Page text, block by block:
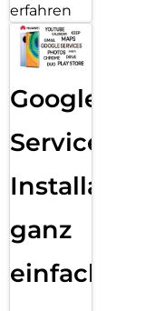
erfahren
Google
Services
Installation
ganz
einfach